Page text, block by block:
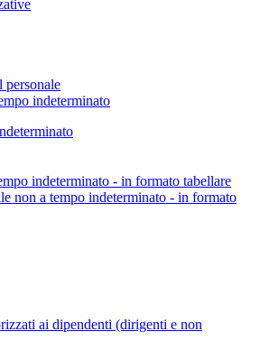
personale
indeterminato
indeterminato - in formato tabellare
non a tempo indeterminato - in formato
ai dipendenti (dirigenti e non